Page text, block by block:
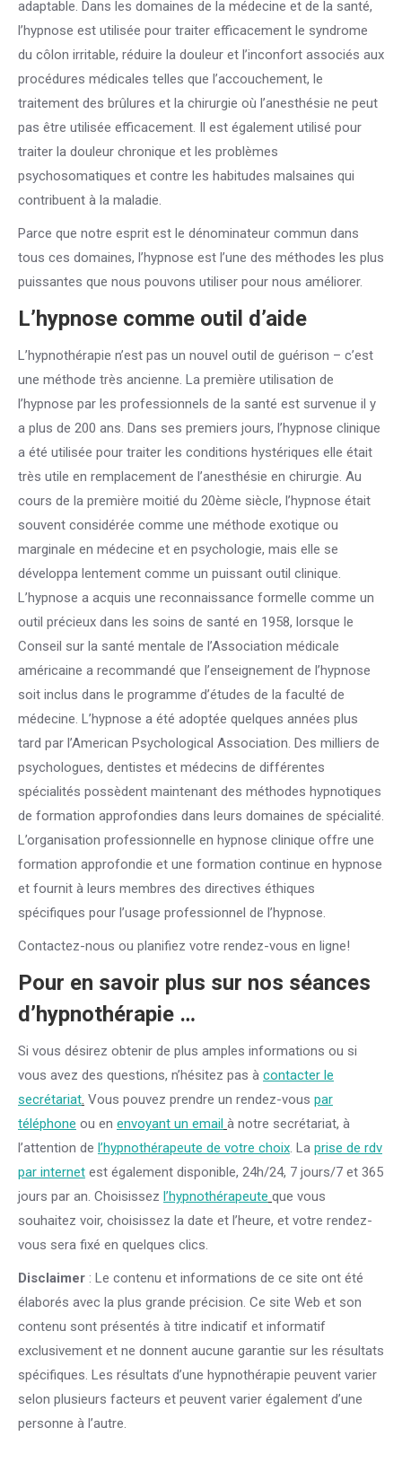
adaptable. Dans les domaines de la médecine et de la santé,
l’hypnose est utilisée pour traiter efficacement le syndrome
du côlon irritable, réduire la douleur et l’inconfort associés aux
procédures médicales telles que l’accouchement, le
traitement des brûlures et la chirurgie où l’anesthésie ne peut
pas être utilisée efficacement. Il est également utilisé pour
traiter la douleur chronique et les problèmes
psychosomatiques et contre les habitudes malsaines qui
contribuent à la maladie.
Parce que notre esprit est le dénominateur commun dans
tous ces domaines, l’hypnose est l’une des méthodes les plus
puissantes que nous pouvons utiliser pour nous améliorer.
L’hypnose comme outil d’aide
L’hypnothérapie n’est pas un nouvel outil de guérison – c’est
une méthode très ancienne. La première utilisation de
l’hypnose par les professionnels de la santé est survenue il y
a plus de 200 ans. Dans ses premiers jours, l’hypnose clinique
a été utilisée pour traiter les conditions hystériques elle était
très utile en remplacement de l’anesthésie en chirurgie. Au
cours de la première moitié du 20ème siècle, l’hypnose était
souvent considérée comme une méthode exotique ou
marginale en médecine et en psychologie, mais elle se
développa lentement comme un puissant outil clinique.
L’hypnose a acquis une reconnaissance formelle comme un
outil précieux dans les soins de santé en 1958, lorsque le
Conseil sur la santé mentale de l’Association médicale
américaine a recommandé que l’enseignement de l’hypnose
soit inclus dans le programme d’études de la faculté de
médecine. L’hypnose a été adoptée quelques années plus
tard par l’American Psychological Association. Des milliers de
psychologues, dentistes et médecins de différentes
spécialités possèdent maintenant des méthodes hypnotiques
de formation approfondies dans leurs domaines de spécialité.
L’organisation professionnelle en hypnose clinique offre une
formation approfondie et une formation continue en hypnose
et fournit à leurs membres des directives éthiques
spécifiques pour l’usage professionnel de l’hypnose.
Contactez-nous ou planifiez votre rendez-vous en ligne!
Pour en savoir plus sur nos séances
d’hypnothérapie …
Si vous désirez obtenir de plus amples informations ou si
vous avez des questions, n’hésitez pas à contacter le
secrétariat. Vous pouvez prendre un rendez-vous par
téléphone ou en envoyant un email à notre secrétariat, à
l’attention de l’hypnothérapeute de votre choix. La prise de rdv
par internet est également disponible, 24h/24, 7 jours/7 et 365
jours par an. Choisissez l’hypnothérapeute que vous
souhaitez voir, choisissez la date et l’heure, et votre rendez-
vous sera fixé en quelques clics.
Disclaimer : Le contenu et informations de ce site ont été
élaborés avec la plus grande précision. Ce site Web et son
contenu sont présentés à titre indicatif et informatif
exclusivement et ne donnent aucune garantie sur les résultats
spécifiques. Les résultats d’une hypnothérapie peuvent varier
selon plusieurs facteurs et peuvent varier également d’une
personne à l’autre.